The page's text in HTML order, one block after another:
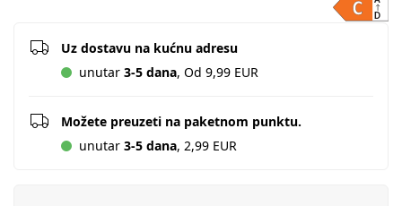
Uz dostavu na kućnu adresu
unutar 3-5 dana, Od 9,99 EUR
Možete preuzeti na paketnom punktu.
unutar 3-5 dana, 2,99 EUR